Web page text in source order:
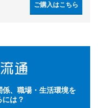
ご購入はこちら
係、職場・生活環境を
には？